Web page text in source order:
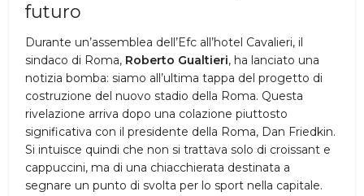
futuro
Durante un’assemblea dell’Efc all’hotel Cavalieri, il
sindaco di Roma, Roberto Gualtieri, ha lanciato una
notizia bomba: siamo all’ultima tappa del progetto di
costruzione del nuovo stadio della Roma. Questa
rivelazione arriva dopo una colazione piuttosto
significativa con il presidente della Roma, Dan Friedkin.
Si intuisce quindi che non si trattava solo di croissant e
cappuccini, ma di una chiacchierata destinata a
segnare un punto di svolta per lo sport nella capitale.